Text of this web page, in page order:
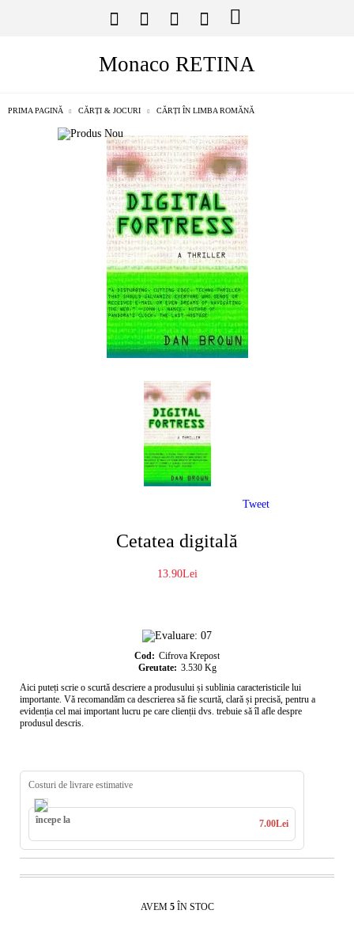
Monaco RETINA
PRIMA PAGINĂ CĂRȚI & JOCURI CĂRȚI ÎN LIMBA ROMĂNĂ
Cetatea digitală
13.90Lei
Cod: Cifrova Krepost
Greutate: 3.530 Kg
Aici puteți scrie o scurtă descriere a produsului și sublinia caracteristicile lui
importante. Vă recomandăm ca descrierea să fie scurtă, clară și precisă, pentru a
evidenția cel mai important lucru pe care clienții dvs. trebuie să îl afle despre
produsul descris.
Costuri de livrare estimative
începe la 7.00Lei
AVEM 5 ÎN STOC
Tweet